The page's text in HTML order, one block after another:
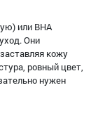
или BHA
Они
кожу
ровный цвет,
нужен